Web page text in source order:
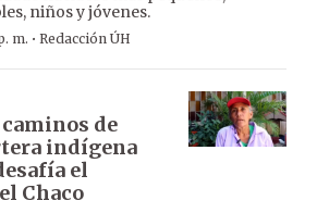
niños y jóvenes.
m. · Redacción ÚH
de
indígena
el
Chaco